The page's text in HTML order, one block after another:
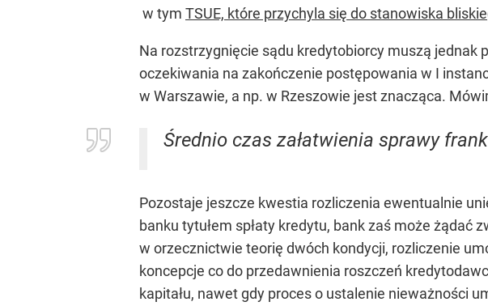
w tym TSUE, które przychyla się do stanowiska
Na rozstrzygnięcie sądu kredytobiorcy muszą jednak
oczekiwania na zakończenie postępowania w I
w Warszawie, a np. w Rzeszowie jest znacząca.
Średnio czas załatwienia sprawy
Pozostaje jeszcze kwestia rozliczenia ewentualnie
banku tytułem spłaty kredytu, bank zaś może
w orzecznictwie teorię dwóch kondycji, rozliczenie
koncepcje co do przedawnienia roszczeń
kapitału, nawet gdy proces o ustalenie nieważności